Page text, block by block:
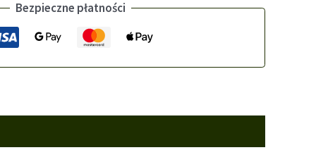
Bezpieczne płatności